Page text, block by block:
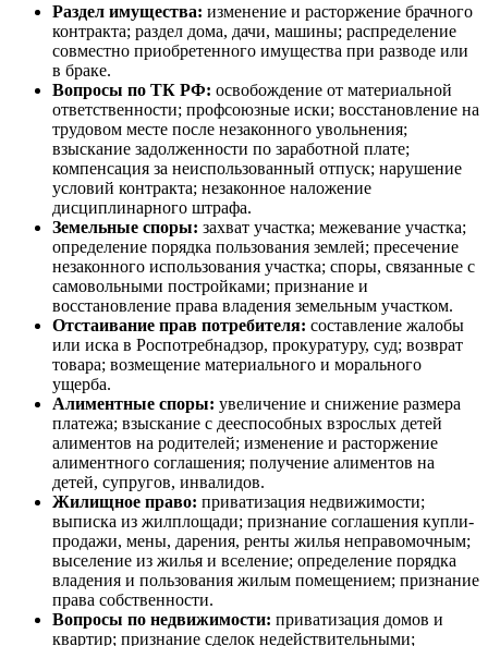
Раздел имущества: изменение и расторжение брачного
контракта; раздел дома, дачи, машины; распределение
совместно приобретенного имущества при разводе или
в браке.
Вопросы по ТК РФ: освобождение от материальной
ответственности; профсоюзные иски; восстановление на
трудовом месте после незаконного увольнения;
взыскание задолженности по заработной плате;
компенсация за неиспользованный отпуск; нарушение
условий контракта; незаконное наложение
дисциплинарного штрафа.
Земельные споры: захват участка; межевание участка;
определение порядка пользования землей; пресечение
незаконного использования участка; споры, связанные с
самовольными постройками; признание и
восстановление права владения земельным участком.
Отстаивание прав потребителя: составление жалобы
или иска в Роспотребнадзор, прокуратуру, суд; возврат
товара; возмещение материального и морального
ущерба.
Алиментные споры: увеличение и снижение размера
платежа; взыскание с дееспособных взрослых детей
алиментов на родителей; изменение и расторжение
алиментного соглашения; получение алиментов на
детей, супругов, инвалидов.
Жилищное право: приватизация недвижимости;
выписка из жилплощади; признание соглашения купли-
продажи, мены, дарения, ренты жилья неправомочным;
выселение из жилья и вселение; определение порядка
владения и пользования жилым помещением; признание
права собственности.
Вопросы по недвижимости: приватизация домов и
квартир; признание сделок недействительными;